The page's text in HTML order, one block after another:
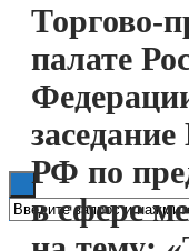
Технологии
ESG
Книги
Торгово-
палате
РФ по
в сфере